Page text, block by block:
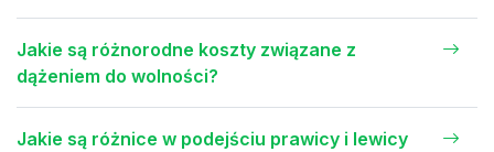
Jakie są różnorodne koszty związane z
dążeniem do wolności?
Jakie są różnice w podejściu prawicy i lewicy